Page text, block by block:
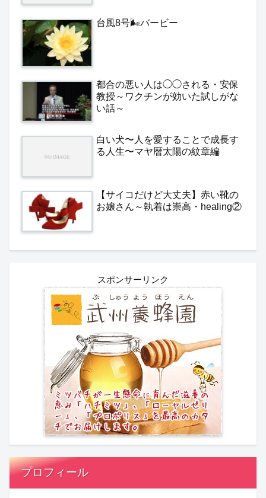
台風8号🌬️バービー
都合の悪い人は◯◯される・安保
教授～ワクチンが効いた試しがな
い話～
白い犬〜人を愛することで成長す
る人生〜マヤ暦太陽の紋章編
【サイコだけど大丈夫】赤い靴の
お嬢さん～執着は崇高・healing②
スポンサーリンク
プロフィール